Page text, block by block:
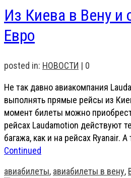
Из Киева в Вену и
Евро
posted in: НОВОСТИ | 0
Не так давно авиакомпания
выполнять прямые рейсы из
момент билеты можно
рейсах Laudamotion действуют
багажа, как и на рейсах Ryanair.
Continued
авиабилеты, авиабилеты в вену,